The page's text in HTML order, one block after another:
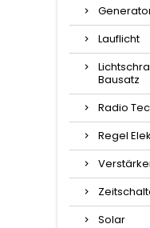
Lauflicht
Bausatz
Radio
Regel
Solar